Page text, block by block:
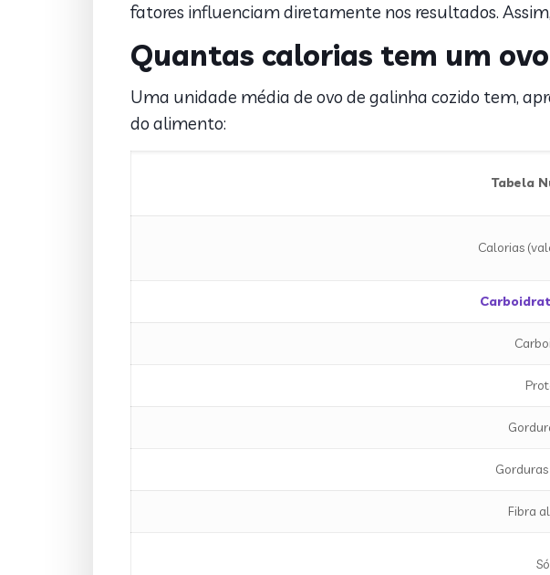
fatores influenciam diretamente nos resultados.
Quantas calorias tem um ovo
Uma unidade média de ovo de galinha cozido tem,
do alimento:
Tabela
Calorias
Fibra